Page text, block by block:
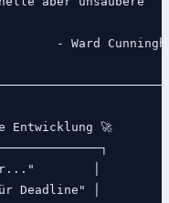
Ward
Entwicklung 🚀
│
Deadline" │